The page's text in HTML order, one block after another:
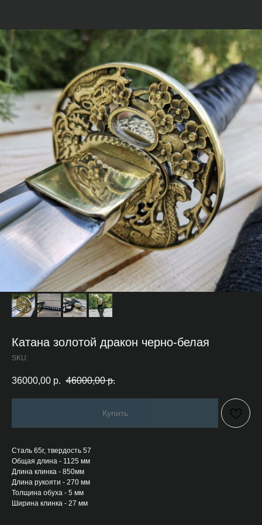
Катана золотой дракон черно-белая
SKU:
36000,00 р. 46000,00 р.
Купить
Сталь 65г, твердость 57
Общая длина - 1125 мм
Длина клинка - 850мм
Длина рукояти - 270 мм
Толщина обуха - 5 мм
Ширина клинка - 27 мм